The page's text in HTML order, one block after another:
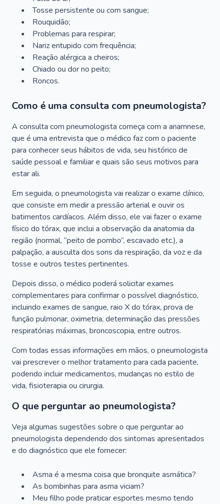
Tosse persistente ou com sangue;
Rouquidão;
Problemas para respirar;
Nariz entupido com frequência;
Reação alérgica a cheiros;
Chiado ou dor no peito;
Roncos.
Como é uma consulta com pneumologista?
A consulta com pneumologista começa com a anamnese,
que é uma entrevista que o médico faz com o paciente
para conhecer seus hábitos de vida, seu histórico de
saúde pessoal e familiar e quais são seus motivos para
estar ali.
Em seguida, o pneumologista vai realizar o exame clínico,
que consiste em medir a pressão arterial e ouvir os
batimentos cardíacos. Além disso, ele vai fazer o exame
físico do tórax, que inclui a observação da anatomia da
região (normal, “peito de pombo”, escavado etc.), a
palpação, a ausculta dos sons da respiração, da voz e da
tosse e outros testes pertinentes.
Depois disso, o médico poderá solicitar exames
complementares para confirmar o possível diagnóstico,
incluindo exames de sangue, raio X do tórax, prova de
função pulmonar, oximetria, determinação das pressões
respiratórias máximas, broncoscopia, entre outros.
Com todas essas informações em mãos, o pneumologista
vai prescrever o melhor tratamento para cada paciente,
podendo incluir medicamentos, mudanças no estilo de
vida, fisioterapia ou cirurgia.
O que perguntar ao pneumologista?
Veja algumas sugestões sobre o que perguntar ao
pneumologista dependendo dos sintomas apresentados
e do diagnóstico que ele fornecer:
Asma é a mesma coisa que bronquite asmática?
As bombinhas para asma viciam?
Meu filho pode praticar esportes mesmo tendo